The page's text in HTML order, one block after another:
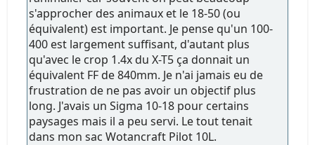
s'approcher des animaux et le 18-50 (ou
équivalent) est important. Je pense qu'un 100-
400 est largement suffisant, d'autant plus
qu'avec le crop 1.4x du X-T5 ça donnait un
équivalent FF de 840mm. Je n'ai jamais eu de
frustration de ne pas avoir un objectif plus
long. J'avais un Sigma 10-18 pour certains
paysages mais il a peu servi. Le tout tenait
dans mon sac Wotancraft Pilot 10L.